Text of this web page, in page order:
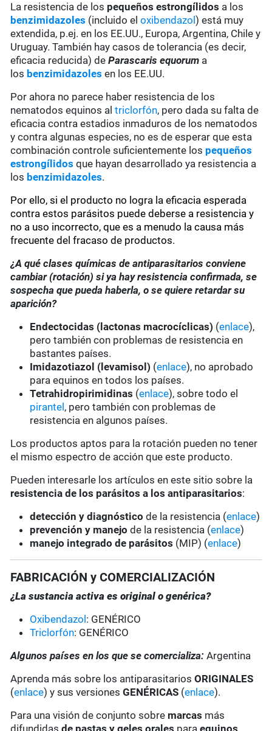
La resistencia de los pequeños estrongílidos a los
benzimidazoles (incluido eloxibendazol) está muy
extendida, p.ej. en los EE.UU., Europa, Argentina, Chile y
Uruguay. También hay casos de tolerancia (es decir,
eficacia reducida) deParascaris equorum a
los benzimidazoles en los EE.UU.
Por ahora no parece haber resistencia de los
nematodos equinos altriclorfón, pero dada su falta de
eficacia contra estadios inmaduros de los nematodos
y contra algunas especies, no es de esperar que esta
combinación controle suficientemente los pequeños
estrongílidos que hayan desarrollado ya resistencia a
los benzimidazoles.
Por ello, si el producto no logra la eficacia esperada
contra estos parásitos puede deberse a resistencia y
no a uso incorrecto, que es a menudo la causa más
frecuente del fracaso de productos.
¿A qué clases químicas de antiparasitarios conviene
cambiar (rotación) si ya hay resistencia confirmada, se
sospecha que pueda haberla, o se quiere retardar su
aparición?
Endectocidas (lactonas macrocíclicas) (enlace),
pero también con problemas de resistencia en
bastantes países.
Imidazotiazol (levamisol) (enlace), no aprobado
para equinos en todos los países.
Tetrahidropirimidinas (enlace), sobre todo el
pirantel , pero también con problemas de
resistencia en algunos países.
Los productos aptos para la rotación pueden no tener
el mismo espectro de acción que este producto.
Pueden interesarle los artículos en este sitio sobre la
resistencia de los parásitos a los antiparasitarios:
detección y diagnóstico de la resistencia (enlace)
prevención y manejo de la resistencia (enlace)
manejo integrado de parásitos (MIP) (enlace)
FABRICACIÓN y COMERCIALIZACIÓN
¿La sustancia activa es original o genérica?
Oxibendazol : GENÉRICO
Triclorfón: GENÉRICO
Algunos países en los que se comercializa:Argentina
Aprenda más sobre los antiparasitariosORIGINALES
(enlace) y sus versionesGENÉRICAS (enlace).
Para una visión de conjunto sobre marcas más